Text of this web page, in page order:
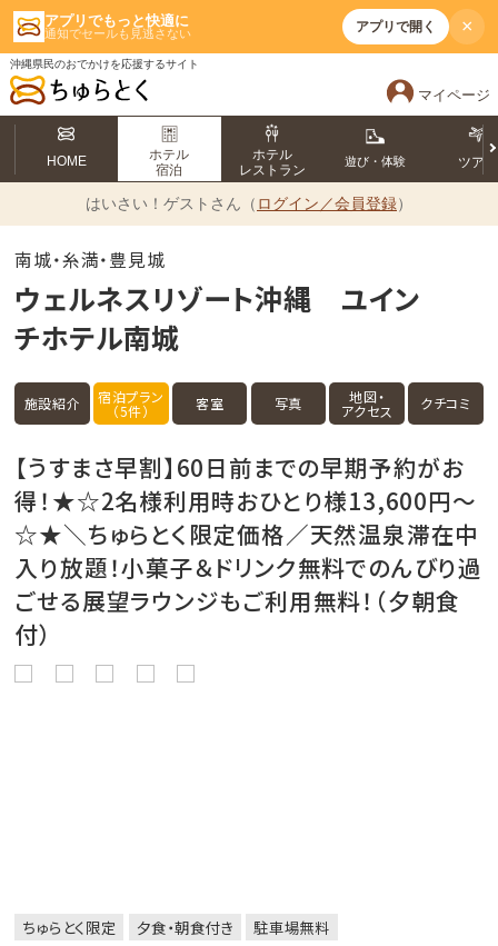
アプリでもっと快適に
通知でセールも見逃さない アプリで開く ×
沖縄県民のおでかけを応援するサイト
マイページ
HOME
ホテル
宿泊
ホテル
レストラン
遊び・体験 ツアー
はいさい！ ゲストさん（ ログイン／会員登録）
南城・糸満・豊見城
ウェルネスリゾート沖縄 ユイン
チホテル南城
施設紹介 宿泊プラン
（5件） 客室 写真 地図・
アクセス クチコミ
【うすまさ早割】60日前までの早期予約がお
得！★☆2名様利用時おひとり様13,600円～
☆★＼ちゅらとく限定価格／天然温泉滞在中
入り放題！小菓子＆ドリンク無料でのんびり過
ごせる展望ラウンジもご利用無料！（夕朝食
付）
ちゅらとく限定 夕食・朝食付き 駐車場無料